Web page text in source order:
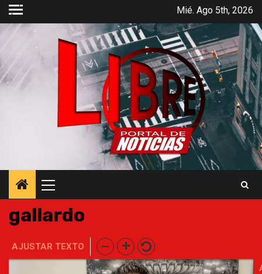
Saltar
contenido
Mié. Ago 5th, 2026
principal
gallardo
AJUSTAR TEXTO